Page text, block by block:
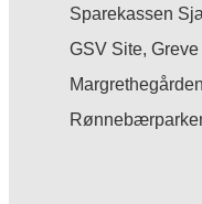
Sparekassen
GSV Site, Greve